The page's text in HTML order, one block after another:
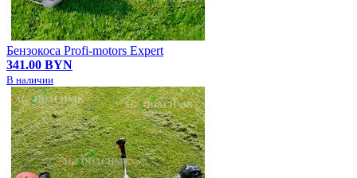
Бензокоса Profi-motors Expert
341.00 BYN
В наличии